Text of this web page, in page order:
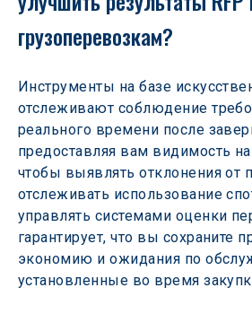
грузоперевозкам?
Инструменты на базе
отслеживают соблюдение
реального времени после
предоставляя вам видимость
чтобы выявлять отклонения от
отслеживать использование
управлять системами оценки
гарантирует, что вы сохраните
экономию и ожидания по
установленные во время